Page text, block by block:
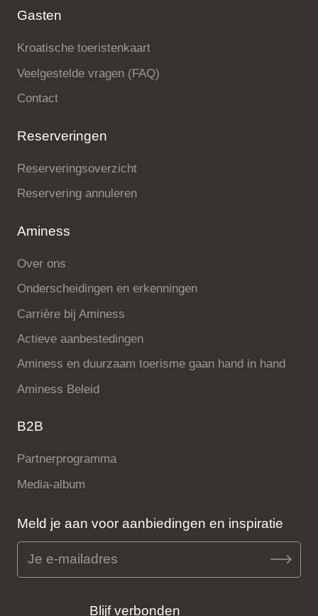
Gasten
Kroatische toeristenkaart
Veelgestelde vragen (FAQ)
Contact
Reserveringen
Reserveringsoverzicht
Reservering annuleren
Aminess
Over ons
Onderscheidingen en erkenningen
Carrière bij Aminess
Actieve aanbestedingen
Aminess en duurzaam toerisme gaan hand in hand
Aminess Beleid
B2B
Partnerprogramma
Media-album
Meld je aan voor aanbiedingen en inspiratie
Blijf verbonden